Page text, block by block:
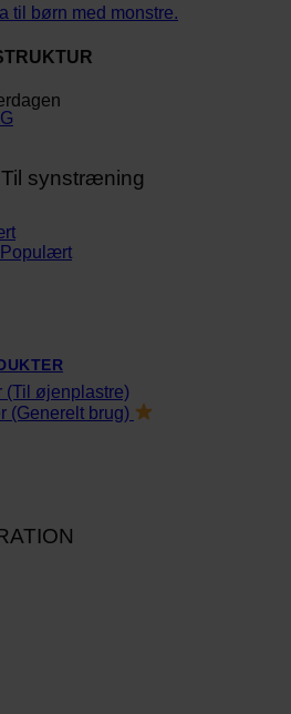
synstræning
(Til øjenplastre)
(Generelt brug)